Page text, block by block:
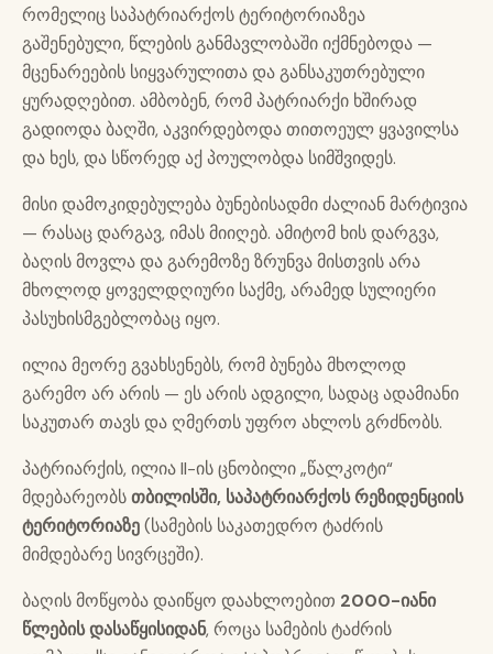
რომელიც საპატრიარქოს ტერიტორიაზეა
გაშენებული, წლების განმავლობაში იქმნებოდა —
მცენარეების სიყვარულითა და განსაკუთრებული
ყურადღებით. ამბობენ, რომ პატრიარქი ხშირად
გადიოდა ბაღში, აკვირდებოდა თითოეულ ყვავილსა
და ხეს, და სწორედ აქ პოულობდა სიმშვიდეს.
მისი დამოკიდებულება ბუნებისადმი ძალიან მარტივია
— რასაც დარგავ, იმას მიიღებ. ამიტომ ხის დარგვა,
ბაღის მოვლა და გარემოზე ზრუნვა მისთვის არა
მხოლოდ ყოველდღიური საქმე, არამედ სულიერი
პასუხისმგებლობაც იყო.
ილია მეორე გვახსენებს, რომ ბუნება მხოლოდ
გარემო არ არის — ეს არის ადგილი, სადაც ადამიანი
საკუთარ თავს და ღმერთს უფრო ახლოს გრძნობს.
პატრიარქის, ილია II-ის ცნობილი „წალკოტი“
მდებარეობსთბილისში, საპატრიარქოს რეზიდენციის
ტერიტორიაზე(სამების საკათედრო ტაძრის
მიმდებარე სივრცეში).
ბაღის მოწყობა დაიწყო დაახლოებით 2000-იანი
წლების დასაწყისიდან, როცა სამების ტაძრის